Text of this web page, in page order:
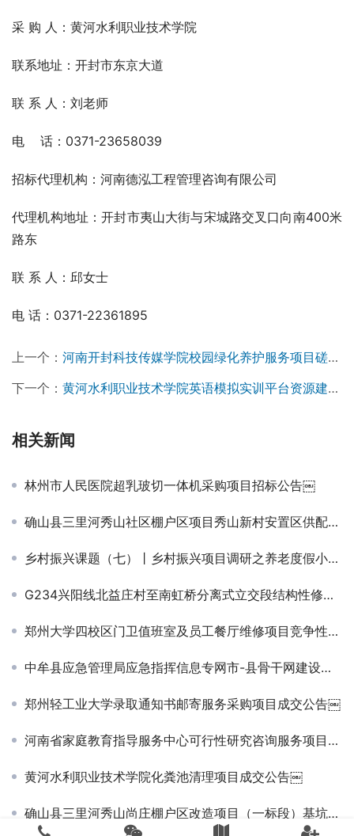
采 购 人：黄河水利职业技术学院
联系地址：开封市东京大道
联 系 人：刘老师
电    话：0371-23658039
招标代理机构：河南德泓工程管理咨询有限公司
代理机构地址：开封市夷山大街与宋城路交叉口向南400米
路东
联 系 人：邱女士
电 话：0371-22361895
上一个： 河南开封科技传媒学院校园绿化养护服务项目磋商公告
下一个： 黄河水利职业技术学院英语模拟实训平台资源建设项目竞争性磋商公告￼
相关新闻
林州市人民医院超乳玻切一体机采购项目招标公告￼
确山县三里河秀山社区棚户区项目秀山新村安置区供配电工程中标候选人公示
乡村振兴课题（七）丨乡村振兴项目调研之养老度假小镇篇——走进乌镇雅园
G234兴阳线北益庄村至南虹桥分离式立交段结构性修复养护工程施工竞争性谈判公告（不见面开标）
郑州大学四校区门卫值班室及员工餐厅维修项目竞争性磋商公告￼￼
中牟县应急管理局应急指挥信息专网市-县骨干网建设项目 竞争性磋商公告
郑州轻工业大学录取通知书邮寄服务采购项目成交公告￼
河南省家庭教育指导服务中心可行性研究咨询服务项目竞争性磋商公告￼￼
黄河水利职业技术学院化粪池清理项目成交公告￼
确山县三里河秀山尚庄棚户区改造项目（一标段）基坑支护及降水工程竞争性谈判公告